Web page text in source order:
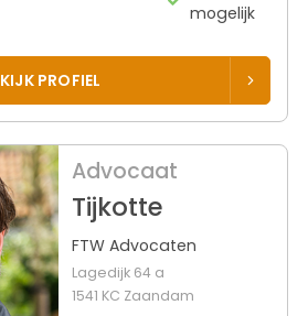
mogelijk
PROFIEL
Advocaat
Tijkotte
FTW Advocaten
Lagedijk 64 a
1541 KC Zaandam